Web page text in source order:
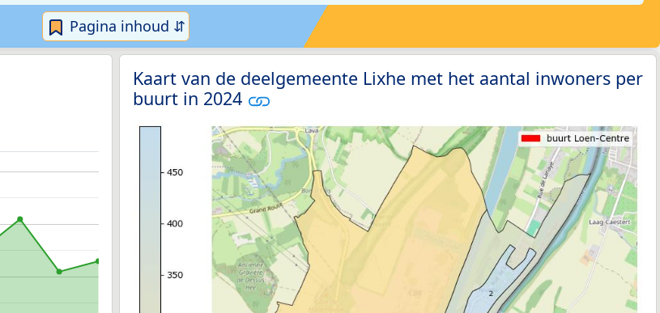
Pagina inhoud ⇵
Kaart van de deelgemeente Lixhe met het aantal inwoners per
buurt in 2024